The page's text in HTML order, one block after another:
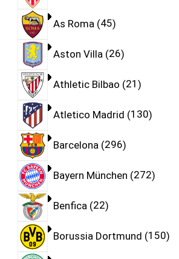
As Roma 45
Aston Villa 26
Athletic Bilbao 21
Atletico Madrid 130
Barcelona 296
Bayern München 272
Benfica 22
Borussia Dortmund 150